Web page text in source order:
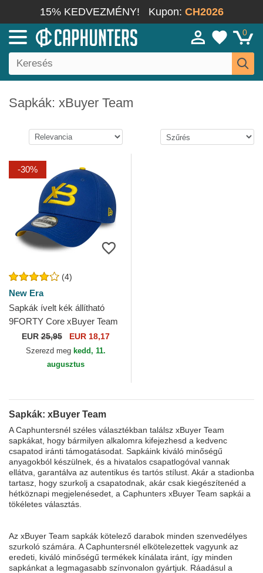
15% KEDVEZMÉNY! Kupon: CH2026
0
Sapkák: xBuyer Team
-30%
(4)
New Era
Sapkák ívelt kék állítható
9FORTY Core xBuyer Team
Kings League New Era
EUR25,95 EUR 18,17
Szerezd meg kedd, 11.
augusztus
Sapkák: xBuyer Team
A Caphuntersnél széles választékban találsz xBuyer Team
sapkákat, hogy bármilyen alkalomra kifejezhesd a kedvenc
csapatod iránti támogatásodat. Sapkáink kiváló minőségű
anyagokból készülnek, és a hivatalos csapatlogóval vannak
ellátva, garantálva az autentikus és tartós stílust. Akár a stadionba
tartasz, hogy szurkolj a csapatodnak, akár csak kiegészítenéd a
hétköznapi megjelenésedet, a Caphunters xBuyer Team sapkái a
tökéletes választás.
Az xBuyer Team sapkák kötelező darabok minden szenvedélyes
szurkoló számára. A Caphuntersnél elkötelezettek vagyunk az
eredeti, kiváló minőségű termékek kínálata iránt, így minden
sapkánkat a legmagasabb színvonalon gyártjuk. Ráadásul a